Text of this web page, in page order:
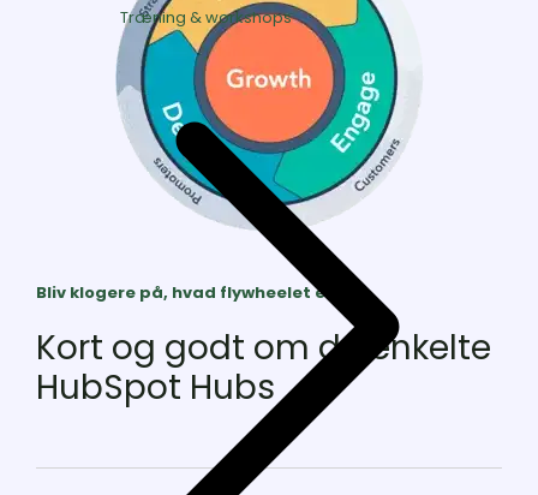
Træning & workshops
Bliv klogere på, hvad flywheelet er her.
Kort og godt om de enkelte
HubSpot Hubs